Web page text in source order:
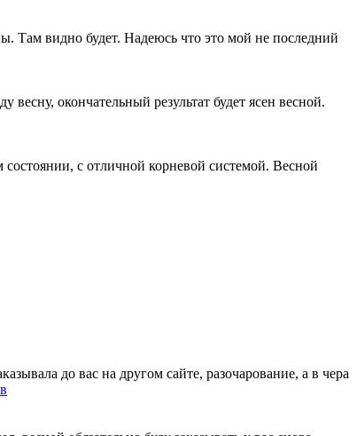
Там видно будет. Надеюсь что это мой не последний
окончательный результат будет ясен весной.
с отличной корневой системой. Весной
до вас на другом сайте, разочарование, а в чера